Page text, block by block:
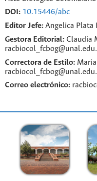
DOI: 10.15446/abc
Editor Jefe: Angelica Plata
Gestora Editorial: Claudia
Correctora de Estilo:
Correo electrónico: